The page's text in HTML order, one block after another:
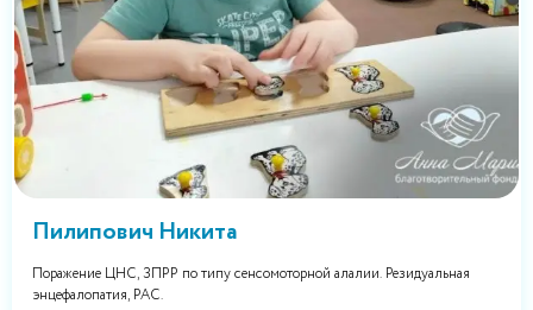
Пилипович Никита
Поражение ЦНС, ЗПРР по типу сенсомоторной алалии. Резидуальная
энцефалопатия, РАС.